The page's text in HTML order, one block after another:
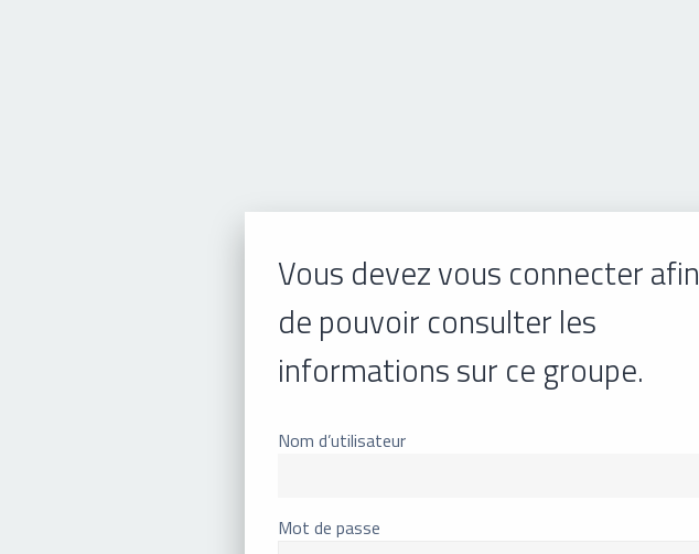
Vous devez vous connecter afin
de pouvoir consulter les
informations sur ce groupe.
Nom d’utilisateur
Mot de passe